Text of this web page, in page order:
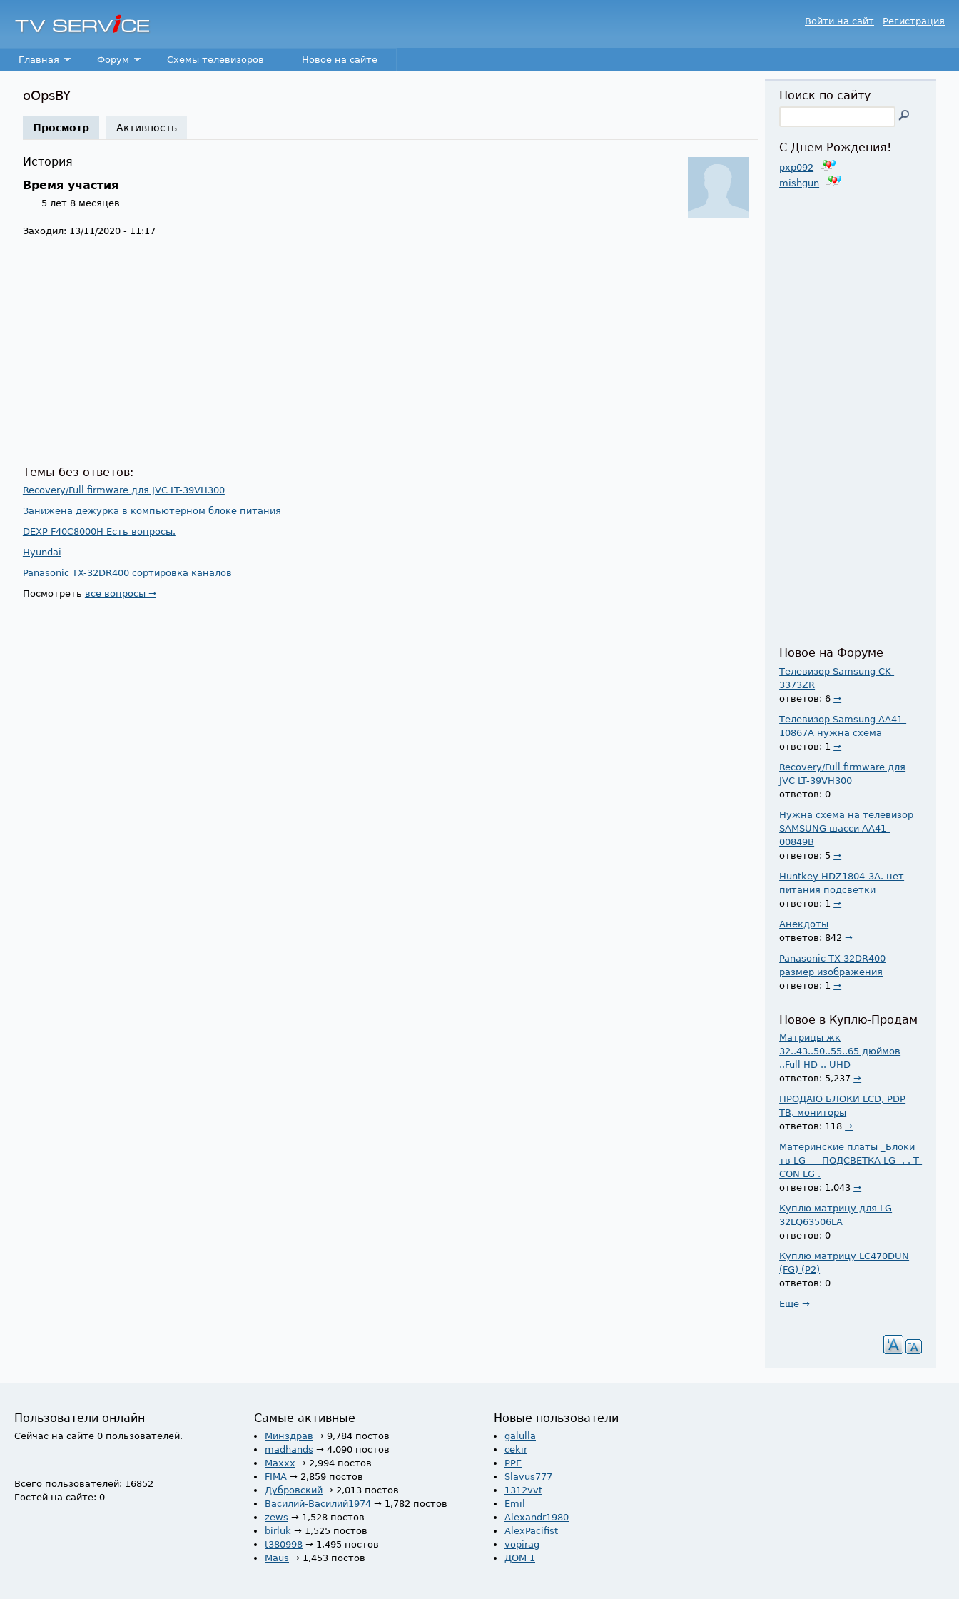
TV
Service
Войти на сайт Регистрация
Main menu
Главная Форум Схемы телевизоров Новое на сайте
oOpsBY
Просмотр(активная вкладка)
Активность
История
Время участия
5 лет 8 месяцев
Заходил: 13/11/2020 - 11:17
Темы без ответов:
Recovery/Full firmware для JVC LT-39VH300
Занижена дежурка в компьютерном блоке питания
DEXP F40C8000H Есть вопросы.
Hyundai
Panasonic TX-32DR400 сортировка каналов
Посмотреть все вопросы →
Поиск по сайту
С Днем Рождения!
pxp092
mishgun
Новое на Форуме
Телевизор Samsung CK-
3373ZR
ответов: 6→
Телевизор Samsung AA41-
10867A нужна схема
ответов: 1→
Recovery/Full firmware для
JVC LT-39VH300
ответов: 0
Нужна схема на телевизор
SAMSUNG шасси AA41-
00849B
ответов: 5→
Huntkey HDZ1804-3A. нет
питания подсветки
ответов: 1→
Анекдоты
ответов: 842→
Panasonic TX-32DR400
размер изображения
ответов: 1→
Новое в Куплю-Продам
Матрицы жк
32..43..50..55..65 дюймов
..Full HD .. UHD
ответов: 5,237→
ПРОДАЮ БЛОКИ LCD, PDP
ТВ, мониторы
ответов: 118→
Материнские платы _Блоки
тв LG --- ПОДСВЕТКА LG -. . T-
CON LG .
ответов: 1,043→
Куплю матрицу для LG
32LQ63506LA
ответов: 0
Куплю матрицу LC470DUN
(FG) (P2)
ответов: 0
Еще →
Пользователи онлайн
Сейчас на сайте 0 пользователей.
Всего пользователей: 16852
Гостей на сайте: 0
Самые активные
Минздрав → 9,784 постов
madhands → 4,090 постов
Maxxx → 2,994 постов
FIMA → 2,859 постов
Дубровский → 2,013 постов
Василий-Василий1974 → 1,782 постов
zews → 1,528 постов
birluk → 1,525 постов
t380998 → 1,495 постов
Maus → 1,453 постов
Новые пользователи
galulla
cekir
PPE
Slavus777
1312vvt
Emil
Alexandr1980
AlexPacifist
vopirag
ДОМ 1